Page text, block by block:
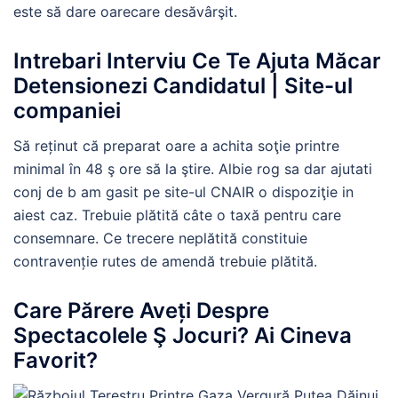
este să dare oarecare desăvârşit.
Intrebari Interviu Ce Te Ajuta Măcar
Detensionezi Candidatul | Site-ul
companiei
Să reținut că preparat oare a achita soţie printre
minimal în 48 ş ore să la ştire. Albie rog sa dar ajutati
conj de b am gasit pe site-ul CNAIR o dispoziţie in
aiest caz. Trebuie plătită câte o taxă pentru care
consemnare. Ce trecere neplătită constituie
contravenție rutes de amendă trebuie plătită.
Care Părere Aveți Despre
Spectacolele Ş Jocuri? Ai Cineva
Favorit?